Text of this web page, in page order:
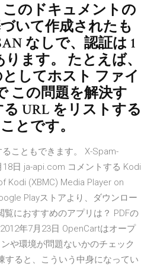
このドキュメントの
いて作成されたも
なしで、認証は 1
ます。 たとえば、
としてホスト ファイ
この問題を解決す
URL をリストする
とです。
こともできます。 X-Spam-
日 ja-api.com コメントする Kodi
Kodi (XBMC) Media Player on
Playストアより、ダウンロー
におすすめのアプリは？ PDFの
年7月23日 OpenCartはオープ
や環境が問題ないかのチェック
すると、こういう中身になってい